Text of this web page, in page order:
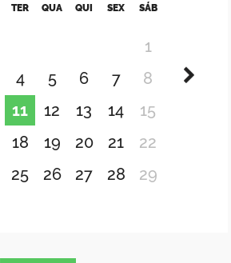
TER QUA QUI SEX SÁB
1
4 5 6 7
8
11 12 13 14
15
18 19 20 21
22
25 26 27 28
29